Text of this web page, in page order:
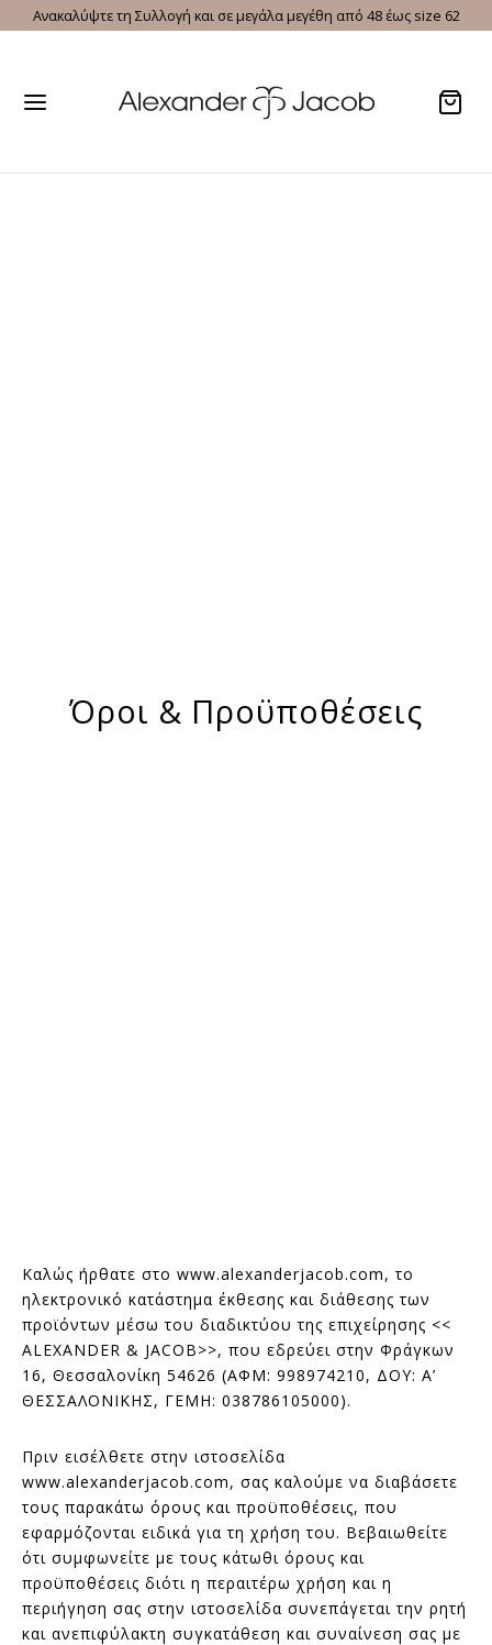
Ανακαλύψτε τη Συλλογή και σε μεγάλα μεγέθη από 48 έως size 62
Όροι & Προϋποθέσεις
Καλώς ήρθατε στο www.alexanderjacob.com, το
ηλεκτρονικό κατάστημα έκθεσης και διάθεσης των
προϊόντων μέσω του διαδικτύου της επιχείρησης <<
ALEXANDER & JACOB>>, που εδρεύει στην Φράγκων
16, Θεσσαλονίκη 54626 (ΑΦΜ: 998974210, ΔΟΥ: Α’
ΘΕΣΣΑΛΟΝΙΚΗΣ, ΓΕΜΗ: 038786105000).
Πριν εισέλθετε στην ιστοσελίδα
www.alexanderjacob.com, σας καλούμε να διαβάσετε
τους παρακάτω όρους και προϋποθέσεις, που
εφαρμόζονται ειδικά για τη χρήση του. Βεβαιωθείτε
ότι συμφωνείτε με τους κάτωθι όρους και
προϋποθέσεις διότι η περαιτέρω χρήση και η
περιήγηση σας στην ιστοσελίδα συνεπάγεται την ρητή
και ανεπιφύλακτη συγκατάθεση και συναίνεση σας με